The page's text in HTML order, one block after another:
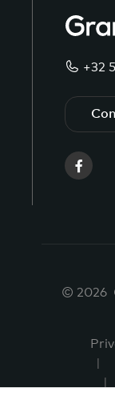
+32
© 2026